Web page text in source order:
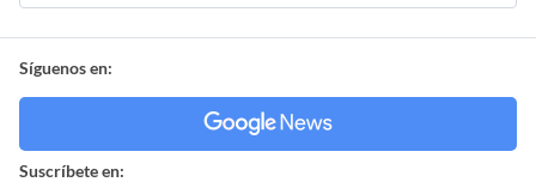
Síguenos en:
Suscríbete en: